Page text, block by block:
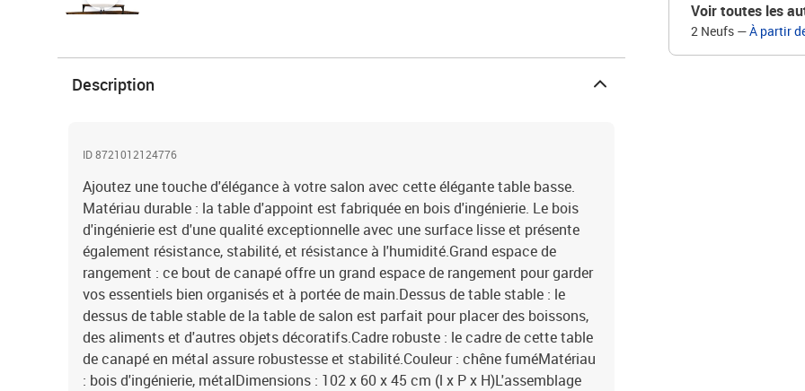
Voir toutes les
2 Neufs —À partir
Description
ID 8721012124776
Ajoutez une touche d'élégance à votre salon avec cette élégante table basse.
Matériau durable : la table d'appoint est fabriquée en bois d'ingénierie. Le bois
d'ingénierie est d'une qualité exceptionnelle avec une surface lisse et présente
également résistance, stabilité, et résistance à l'humidité.Grand espace de
rangement : ce bout de canapé offre un grand espace de rangement pour garder
vos essentiels bien organisés et à portée de main.Dessus de table stable : le
dessus de table stable de la table de salon est parfait pour placer des boissons,
des aliments et d'autres objets décoratifs.Cadre robuste : le cadre de cette table
de canapé en métal assure robustesse et stabilité.Couleur : chêne fuméMatériau
: bois d'ingénierie, métalDimensions : 102 x 60 x 45 cm (l x P x H)L'assemblage